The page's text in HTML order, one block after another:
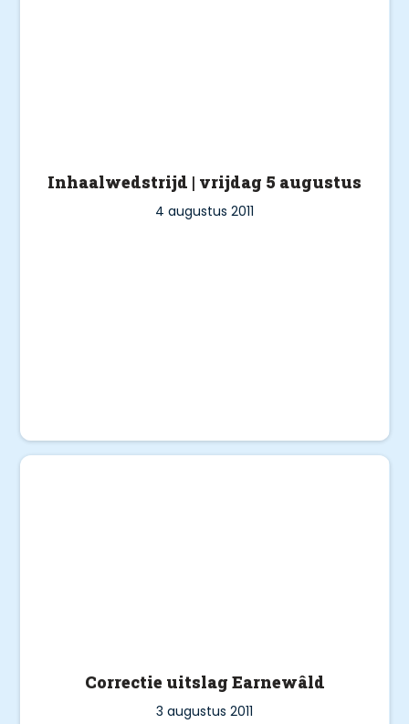
Inhaalwedstrijd | vrijdag 5 augustus
4 augustus 2011
Correctie uitslag Earnewâld
3 augustus 2011